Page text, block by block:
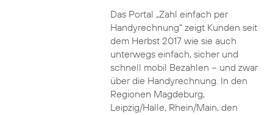
Das Portal „Zahl einfach per
Handyrechnung“ zeigt Kunden seit
dem Herbst 2017 wie sie auch
unterwegs einfach, sicher und
schnell mobil Bezahlen – und zwar
über die Handyrechnung. In den
Regionen Magdeburg,
Leipzig/Halle, Rhein/Main, den